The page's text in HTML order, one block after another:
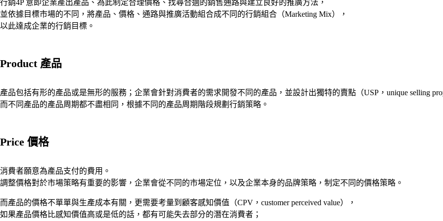
行銷4P 意即企業產出產品、為此制定合理價格、找尋合適的銷售通路與建立良好的推廣方法，
並依據目標市場的不同，將產品、價格、通路與推廣活動組合成不同的行銷組合（Marketing Mix），
以此達成企業的行銷目標。
Product 產品
產品包括有形的產品或是無形的服務；企業會針對消費者的需求開發不同的產品，並設計出獨特的賣點（USP，unique selling
而不同產品的產品周期都不盡相同，根據不同的產品周期階段規劃行銷策略。
Price 價格
消費者願意為產品支付的費用。
調整價格對於市場策略有重要的影響，企業會從不同的市場定位，以及企業本身的品牌策略，制定不同的價格策略。
而產品的價格不單單與生產成本有關，更需要考量到顧客感知價值（CPV，customer perceived value），
如果產品價格比感知價值高或是低的話，都有可能失去部分的潛在消費者；